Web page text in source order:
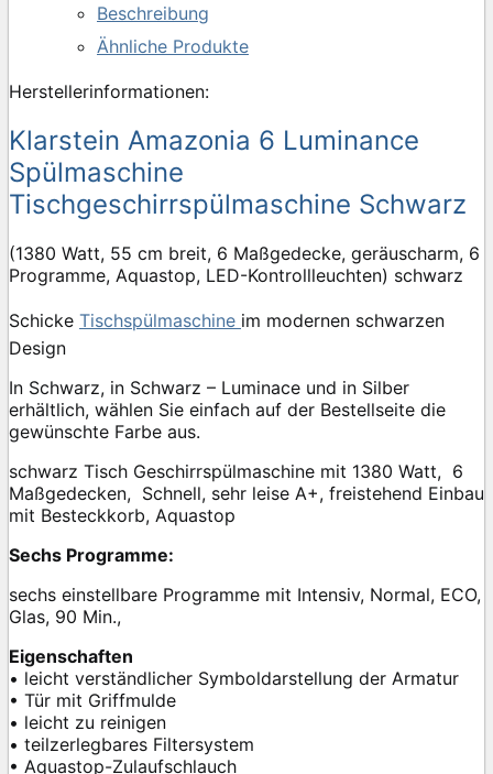
Beschreibung
Ähnliche Produkte
Herstellerinformationen:
Klarstein Amazonia 6 Luminance
Spülmaschine
Tischgeschirrspülmaschine Schwarz
(1380 Watt, 55 cm breit, 6 Maßgedecke, geräuscharm, 6
Programme, Aquastop, LED-Kontrollleuchten) schwarz
Schicke Tischspülmaschine im modernen schwarzen
Design
In Schwarz, in Schwarz – Luminace und in Silber
erhältlich, wählen Sie einfach auf der Bestellseite die
gewünschte Farbe aus.
schwarz Tisch Geschirrspülmaschine mit 1380 Watt, 6
Maßgedecken, Schnell, sehr leise A+, freistehend Einbau
mit Besteckkorb, Aquastop
Sechs Programme:
sechs einstellbare Programme mit Intensiv, Normal, ECO,
Glas, 90 Min.,
Eigenschaften
• leicht verständlicher Symboldarstellung der Armatur
• Tür mit Griffmulde
• leicht zu reinigen
• teilzerlegbares Filtersystem
• Aquastop-Zulaufschlauch